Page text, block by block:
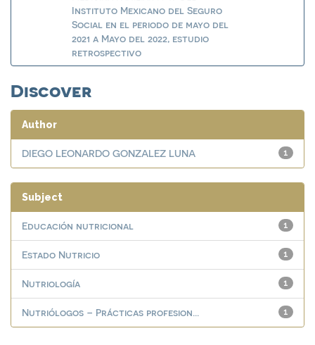
Instituto Mexicano del Seguro
Social en el periodo de mayo del
2021 a Mayo del 2022, estudio
retrospectivo
Discover
Author
1
DIEGO LEONARDO GONZALEZ LUNA
Subject
1
Educación nutricional
1
Estado Nutricio
1
Nutriología
1
Nutriólogos – Prácticas profesion...